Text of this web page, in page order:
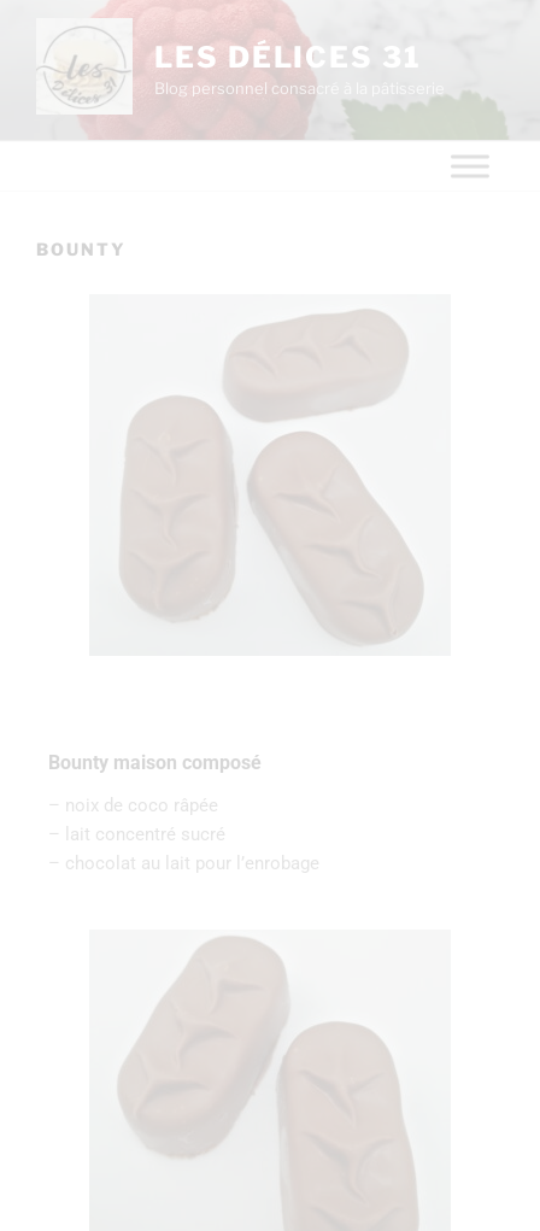
LES DÉLICES 31
Blog personnel consacré à la pâtisserie
BOUNTY
Bounty maison composé
– noix de coco râpée
– lait concentré sucré
– chocolat au lait pour l’enrobage